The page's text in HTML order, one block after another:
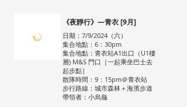
《夜靜行》—青衣 [9月]
日期：7/9/2024（六）
集合地點：6：30pm
集合地點：青衣站A1出口（U1樓
層) M&S 門口［一起乘坐巴士去
起步點］
散隊時間：9：15pm＠青衣站
步行路線：城市森林＋海濱步道
帶領者：小烏龜